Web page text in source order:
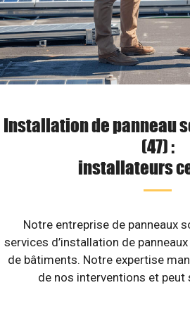
Installation de panneau
(47) :
installateurs
Notre entreprise de panneaux
services d’installation de
de bâtiments. Notre expertise
de nos interventions et peut